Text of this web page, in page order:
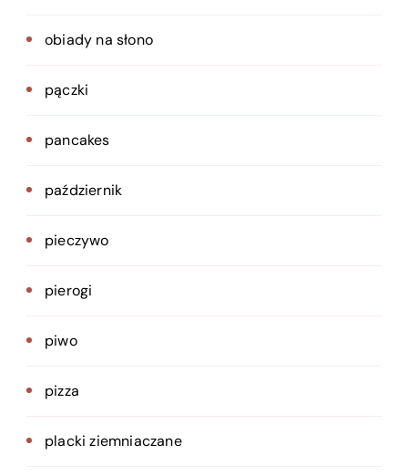
obiady na słono
pączki
pancakes
październik
pieczywo
pierogi
piwo
pizza
placki ziemniaczane